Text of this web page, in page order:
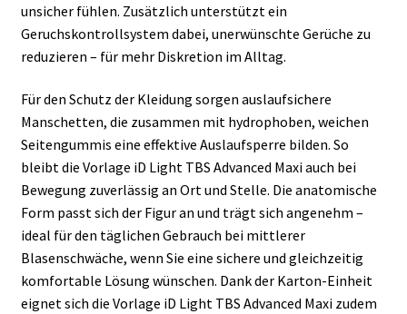
unsicher fühlen. Zusätzlich unterstützt ein
Geruchskontrollsystem dabei, unerwünschte Gerüche zu
reduzieren – für mehr Diskretion im Alltag.
Für den Schutz der Kleidung sorgen auslaufsichere
Manschetten, die zusammen mit hydrophoben, weichen
Seitengummis eine effektive Auslaufsperre bilden. So
bleibt die Vorlage iD Light TBS Advanced Maxi auch bei
Bewegung zuverlässig an Ort und Stelle. Die anatomische
Form passt sich der Figur an und trägt sich angenehm –
ideal für den täglichen Gebrauch bei mittlerer
Blasenschwäche, wenn Sie eine sichere und gleichzeitig
komfortable Lösung wünschen. Dank der Karton-Einheit
eignet sich die Vorlage iD Light TBS Advanced Maxi zudem